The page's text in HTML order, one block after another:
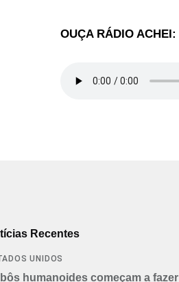
OUÇA RÁDIO ACHEI:
Recentes
UNIDOS
humanoides começam a